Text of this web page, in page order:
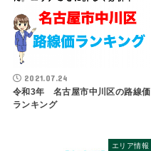
2021.07.24
令和3年 名古屋市中川区の路線価
ランキング
エリア情報